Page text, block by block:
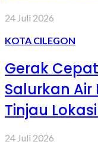
24 Juli 2026
KOTA CILEGON
Gerak
Salurkan Air
Tinjau
24 Juli 2026